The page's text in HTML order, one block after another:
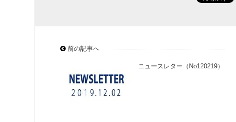
前の記事へ
ニュースレター（No120219）